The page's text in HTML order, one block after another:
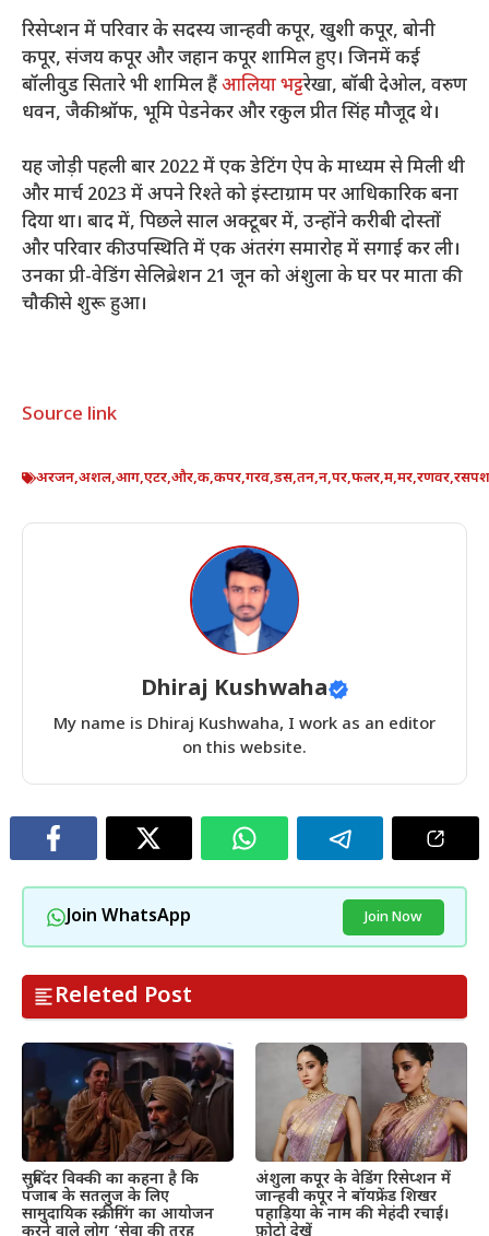
रिसेप्शन में परिवार के सदस्य जान्हवी कपूर, खुशी कपूर, बोनी
कपूर, संजय कपूर और जहान कपूर शामिल हुए। जिनमें कई
बॉलीवुड सितारे भी शामिल हैंआलिया भट्टरेखा, बॉबी देओल, वरुण
धवन, जैकी श्रॉफ, भूमि पेडनेकर और रकुल प्रीत सिंह मौजूद थे।
यह जोड़ी पहली बार 2022 में एक डेटिंग ऐप के माध्यम से मिली थी
और मार्च 2023 में अपने रिश्ते को इंस्टाग्राम पर आधिकारिक बना
दिया था। बाद में, पिछले साल अक्टूबर में, उन्होंने करीबी दोस्तों
और परिवार की उपस्थिति में एक अंतरंग समारोह में सगाई कर ली।
उनका प्री-वेडिंग सेलिब्रेशन 21 जून को अंशुला के घर पर माता की
चौकी से शुरू हुआ।
Source link
अरजन,अशल,आग,एटर,और,क,कपर,गरव,डस,तन,न,पर,फलर,म,मर,रणवर,
Dhiraj Kushwaha
My name is Dhiraj Kushwaha, I work as an editor
on this website.
Join WhatsApp Join Now
Releted Post
सुबिंदर विक्की का कहना है कि
पंजाब के सतलुज के लिए
सामुदायिक स्क्रीनिंग का आयोजन
अंशुला कपूर के वेडिंग रिसेप्शन में
जान्हवी कपूर ने बॉयफ्रेंड शिखर
पहाड़िया के नाम की मेहंदी रचाई।